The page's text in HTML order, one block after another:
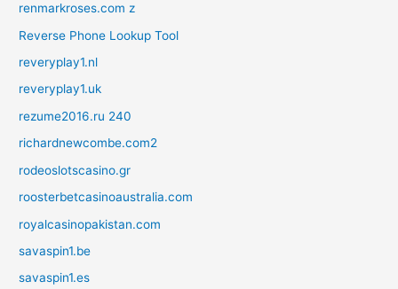
renmarkroses.com z
Reverse Phone Lookup Tool
reveryplay1.nl
reveryplay1.uk
rezume2016.ru 240
richardnewcombe.com2
rodeoslotscasino.gr
roosterbetcasinoaustralia.com
royalcasinopakistan.com
savaspin1.be
savaspin1.es